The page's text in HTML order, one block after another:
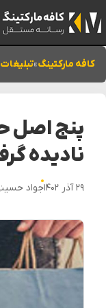
کافه مارکتینگ»تبلیغات
پنج اصل
نادیده
۲۹ آذر ۱۴۰۲ جواد